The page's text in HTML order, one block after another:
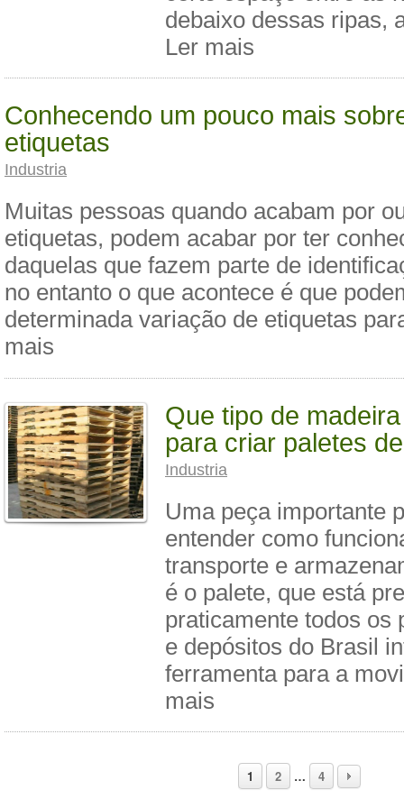
debaixo dessas ripas,
Ler mais
Conhecendo um pouco mais
etiquetas
Industria
Muitas pessoas quando acabam por
etiquetas, podem acabar por ter
daquelas que fazem parte de
no entanto o que acontece é que
determinada variação de etiquetas
mais
Que tipo de
para criar paletes
Industria
Uma peça importante
entender como
transporte e
é o palete, que está
praticamente todos os
e depósitos do Brasil
ferramenta para a
mais
1 2 … 4